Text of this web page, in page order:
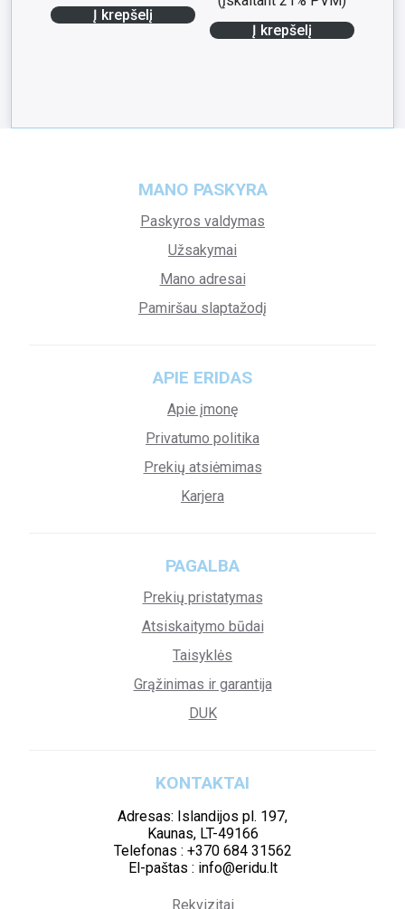
Į krepšelį
Į krepšelį
MANO PASKYRA
Paskyros valdymas
Užsakymai
Mano adresai
Pamiršau slaptažodį
APIE ERIDAS
Apie įmonę
Privatumo politika
Prekių atsiėmimas
Karjera
PAGALBA
Prekių pristatymas
Atsiskaitymo būdai
Taisyklės
Grąžinimas ir garantija
DUK
KONTAKTAI
Adresas: Islandijos pl. 197,
Kaunas, LT-49166
Telefonas : +370 684 31562
El-paštas : info@eridu.lt
Rekvizitai